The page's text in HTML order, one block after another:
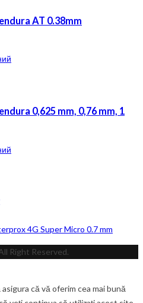
AT 0.38mm
0,625 mm, 0,76 mm, 1
4G Super Micro 0.7 mm
Right Reserved.
că vă oferim cea mai bună